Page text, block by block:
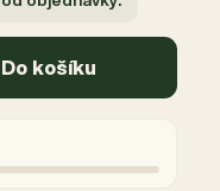
Do košíku